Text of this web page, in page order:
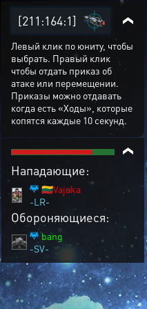
[211:164:1]
Левый клик по юниту, чтобы
выбрать. Правый клик
чтобы отдать приказ об
атаке или перемещении.
Приказы можно отдавать
когда есть «Ходы», которые
копятся каждые 10 секунд.
Нападающие:
🇱🇹Vajaka
-LR-
Обороняющиеся:
bang
-SV-